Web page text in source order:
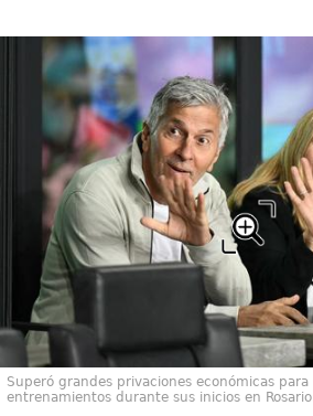
Superó grandes privaciones económicas para
entrenamientos durante sus inicios en